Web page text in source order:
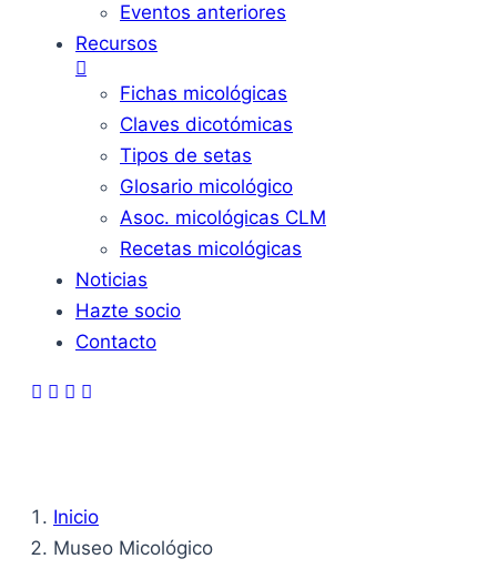
Eventos anteriores
Recursos
Fichas micológicas
Claves dicotómicas
Tipos de setas
Glosario micológico
Asoc. micológicas CLM
Recetas micológicas
Noticias
Hazte socio
Contacto
Inicio
Museo Micológico